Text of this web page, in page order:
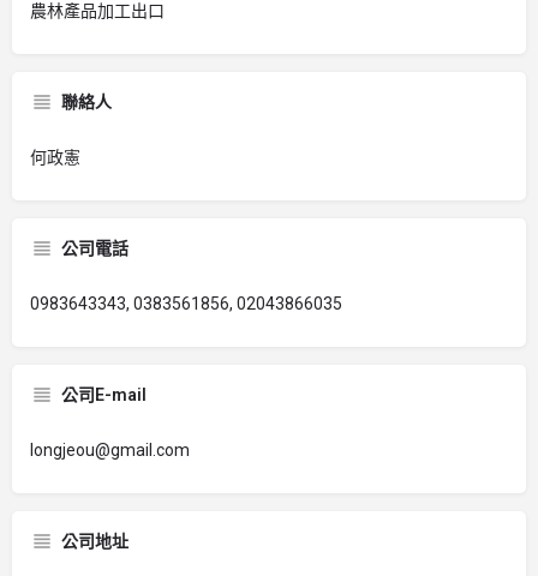
農林產品加工出口
聯絡人
何政憲
公司電話
0983643343, 0383561856, 02043866035
公司E-mail
longjeou@gmail.com
公司地址